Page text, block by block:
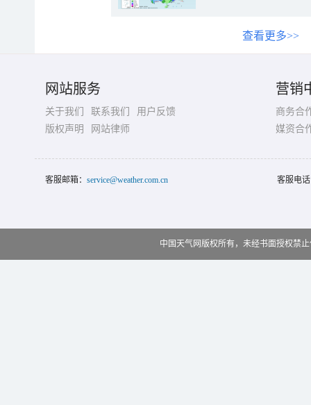
查看更多>>
网站服务
关于我们 联系我们
用户反馈
版权声明
网站律师
营销
商务合
媒资合
客服邮箱： service@weather.com.cn 客服电
中国天气网版权所有，未经书面授权